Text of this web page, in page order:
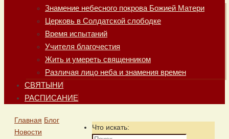
Знамение небесного покрова Божией Матери
Церковь в Солдатской слободке
Время испытаний
Учителя благочестия
Жить и умереть священником
Различая лицо неба и знамения времен
СВЯТЫНИ
РАСПИСАНИЕ
Главная Блог
Новости
Что искать: